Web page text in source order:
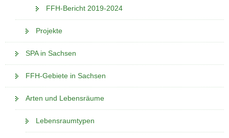
FFH-Bericht 2019-2024
Projekte
SPA in Sachsen
FFH-Gebiete in Sachsen
Arten und Lebensräume
Lebensraumtypen